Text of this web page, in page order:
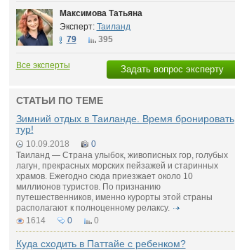
Максимова Татьяна
Эксперт: Таиланд
79
395
Задать вопрос эксперту
Все эксперты
СТАТЬИ ПО ТЕМЕ
Зимний отдых в Таиланде. Время бронировать
тур!
10.09.2018
0
Таиланд — Страна улыбок, живописных гор, голубых
лагун, прекрасных морских пейзажей и старинных
храмов. Ежегодно сюда приезжает около 10
миллионов туристов. По признанию
путешественников, именно курорты этой страны
располагают к полноценному релаксу.
1614
0 0
Куда сходить в Паттайе с ребенком?